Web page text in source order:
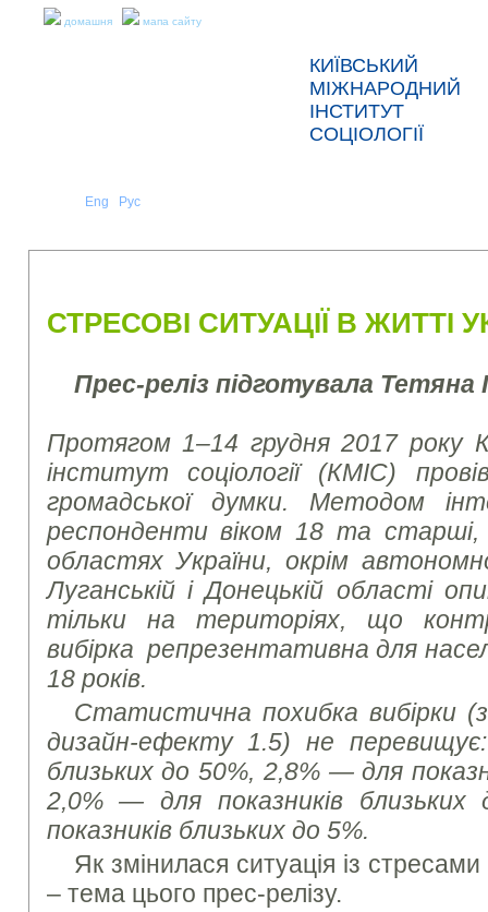
домашня мапа сайту
КИЇВСЬКИЙ
МІЖНАРОДНИЙ
ІНСТИТУТ
СОЦІОЛОГІЇ
Eng Рус
СТРЕСОВІ СИТУАЦІЇ В ЖИТТІ
Прес-реліз підготувала Тетяна
Протягом 1–14 грудня 2017 року
інститут соціології (КМІС)
громадської думки. Методом
респонденти віком 18 та
областях України, окрім
Луганській і Донецькій області
тільки на територіях, що
вибірка репрезентативна для
18 років.
Статистична похибка вибірки (з
дизайн-ефекту 1.5) не перевищує:
близьких до 50%, 2,8% — для
2,0% — для показників
показників близьких до 5%.
Як змінилася ситуація із стресами
– тема цього прес-релізу.